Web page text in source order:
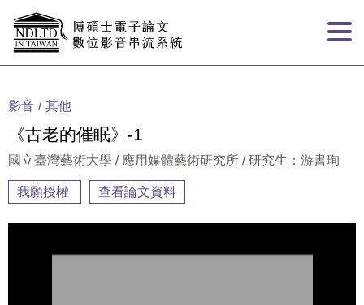
影音 其他
《古老的催眠》-1
國立臺灣藝術大學 / 應用媒體藝術研究所 / 研究生：游書珣
我願授權 查看論文資料